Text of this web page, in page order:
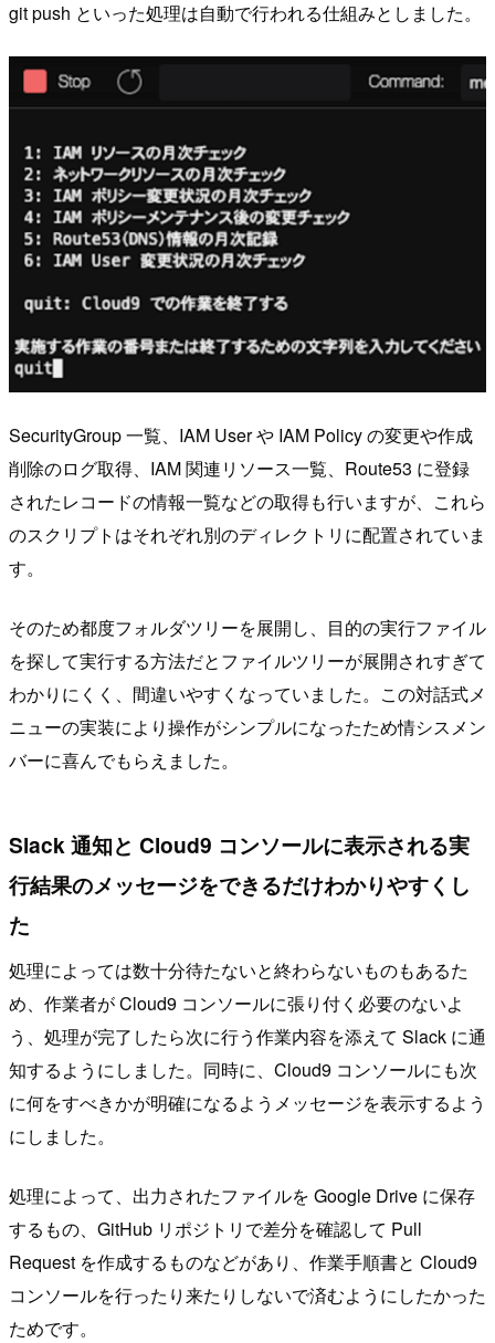
git push といった処理は自動で行われる仕組みとしました。
SecurityGroup 一覧、IAM User や IAM Policy の変更や作成
削除のログ取得、IAM 関連リソース一覧、Route53 に登録
されたレコードの情報一覧などの取得も行いますが、これら
のスクリプトはそれぞれ別のディレクトリに配置されていま
す。
そのため都度フォルダツリーを展開し、目的の実行ファイル
を探して実行する方法だとファイルツリーが展開されすぎて
わかりにくく、間違いやすくなっていました。この対話式メ
ニューの実装により操作がシンプルになったため情シスメン
バーに喜んでもらえました。
Slack 通知と Cloud9 コンソールに表示される実
行結果のメッセージをできるだけわかりやすくし
た
処理によっては数十分待たないと終わらないものもあるた
め、作業者が Cloud9 コンソールに張り付く必要のないよ
う、処理が完了したら次に行う作業内容を添えて Slack に通
知するようにしました。同時に、Cloud9 コンソールにも次
に何をすべきかが明確になるようメッセージを表示するよう
にしました。
処理によって、出力されたファイルを Google Drive に保存
するもの、GitHub リポジトリで差分を確認して Pull
Request を作成するものなどがあり、作業手順書と Cloud9
コンソールを行ったり来たりしないで済むようにしたかった
ためです。